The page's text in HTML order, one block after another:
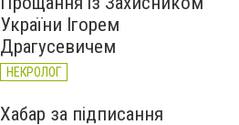
України Ігорем
Драгусевичем
НЕКРОЛОГ
Хабар за підписання